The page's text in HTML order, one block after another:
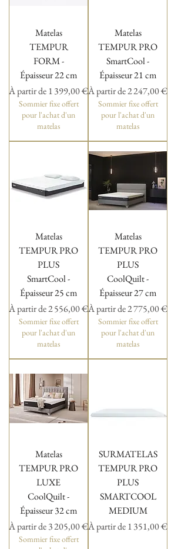
Matelas
TEMPUR
FORM -
Épaisseur 22 cm
À partir de1 399,00 €
Prix promotionnel
Sommier fixe offert
pour l'achat d'un
matelas
Matelas
TEMPUR PRO
SmartCool -
Épaisseur 21 cm
À partir de2 247,00 €
Prix promotionnel
Sommier fixe offert
pour l'achat d'un
matelas
Matelas
TEMPUR PRO
PLUS
SmartCool -
Épaisseur 25 cm
À partir de2 556,00 €
Prix promotionnel
Sommier fixe offert
pour l'achat d'un
matelas
Matelas
TEMPUR PRO
PLUS
CoolQuilt -
Épaisseur 27 cm
À partir de2 775,00 €
Prix promotionnel
Sommier fixe offert
pour l'achat d'un
matelas
Matelas
TEMPUR PRO
LUXE
CoolQuilt -
Épaisseur 32 cm
À partir de3 205,00 €
Prix promotionnel
Sommier fixe offert
SURMATELAS
TEMPUR PRO
PLUS
SMARTCOOL
MEDIUM
À partir de1 351,00 €
Prix promotionnel